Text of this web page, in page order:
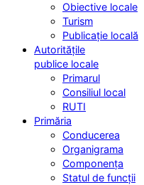
Obiective locale
Turism
Publicație locală
Autoritățile
publice locale
Primarul
Consiliul local
RUTI
Primăria
Conducerea
Organigrama
Componența
Statul de funcții